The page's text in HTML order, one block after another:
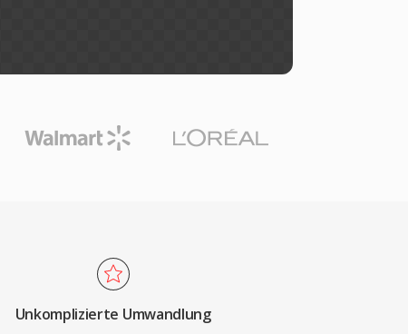
Unkomplizierte Umwandlung